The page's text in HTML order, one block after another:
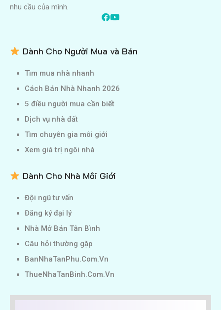
nhu cầu của mình.
Dành Cho Người Mua và Bán
Tìm mua nhà nhanh
Cách Bán Nhà Nhanh 2026
5 điều người mua cần biết
Dịch vụ nhà đất
Tìm chuyên gia môi giới
Xem giá trị ngôi nhà
Dành Cho Nhà Môi Giới
Đội ngũ tư vấn
Đăng ký đại lý
Nhà Mở Bán Tân Bình
Câu hỏi thường gặp
BanNhaTanPhu.Com.Vn
ThueNhaTanBinh.Com.Vn